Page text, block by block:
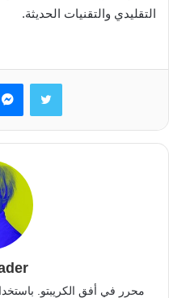
التقليدي والتقنيات الحديثة.
تويتر
محرر في أفق الكريبتو.